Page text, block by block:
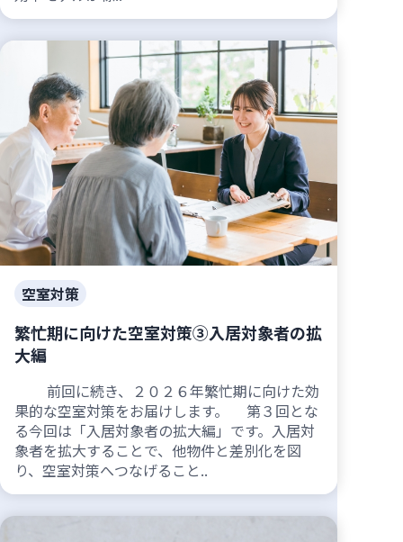
空室対策
繁忙期に向けた空室対策③入居対象者の拡
大編
前回に続き、２０２６年繁忙期に向けた効
果的な空室対策をお届けします。 第３回とな
る今回は「入居対象者の拡大編」です。入居対
象者を拡大することで、他物件と差別化を図
り、空室対策へつなげること..